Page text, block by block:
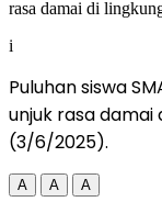
i
Puluhan siswa
unjuk rasa damai
(3/6/2025).
A A A